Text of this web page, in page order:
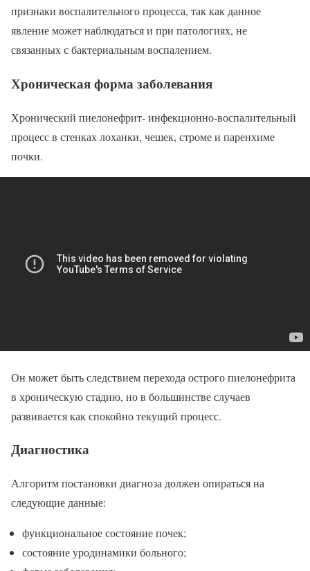
признаки воспалительного процесса, так как данное
явление может наблюдаться и при патологиях, не
связанных с бактериальным воспалением.
Хроническая форма заболевания
Хронический пиелонефрит- инфекционно-воспалительный
процесс в стенках лоханки, чешек, строме и паренхиме
почки.
Он может быть следствием перехода острого пиелонефрита
в хроническую стадию, но в большинстве случаев
развивается как спокойно текущий процесс.
Диагностика
Алгоритм постановки диагноза должен опираться на
следующие данные:
функциональное состояние почек;
состояние уродинамики больного;